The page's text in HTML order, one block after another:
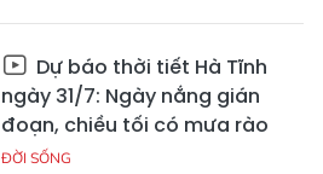
Dự báo thời tiết Hà Tĩnh
ngày 31/7: Ngày nắng gián
đoạn, chiều tối có mưa rào
ĐỜI SỐNG